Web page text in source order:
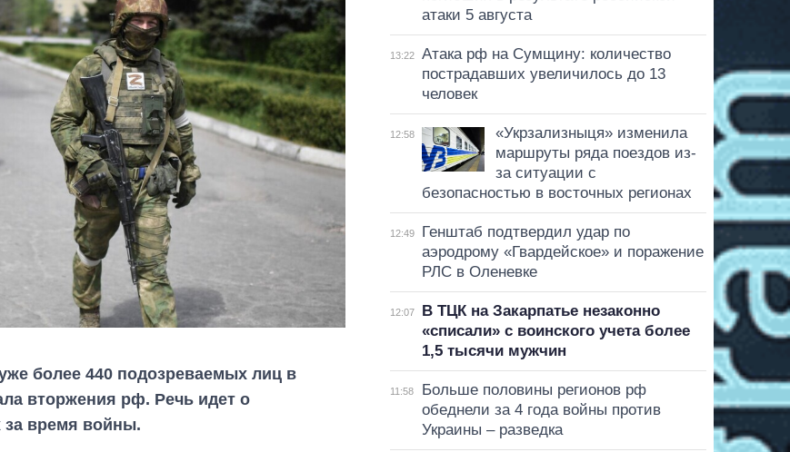
более 440 подозреваемых лиц в
вторжения рф. Речь идет о
за время войны.
атаки 5 августа
13:22
Атака рф на Сумщину: количество
пострадавших увеличилось до 13
человек
12:58
«Укрзализныця» изменила
маршруты ряда поездов из-
за ситуации с
безопасностью в восточных регионах
12:49
Генштаб подтвердил удар по
аэродрому «Гвардейское» и поражение
РЛС в Оленевке
12:07
В ТЦК на Закарпатье незаконно
«списали» с воинского учета более
1,5 тысячи мужчин
11:58
Больше половины регионов рф
обеднели за 4 года войны против
Украины – разведка